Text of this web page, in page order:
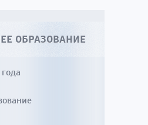
ОБРАЗОВАНИЕ